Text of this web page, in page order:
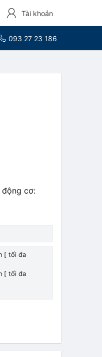
Tài khoản
093 27 23 186
cơ:
[ tối đa
[ tối đa